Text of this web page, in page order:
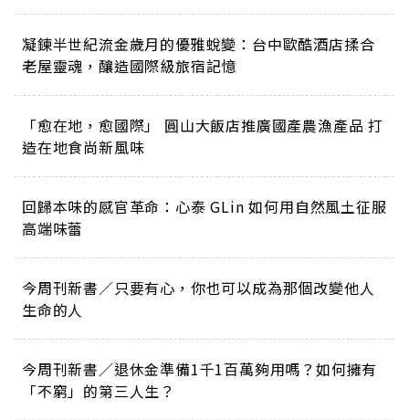
凝鍊半世紀流金歲月的優雅蛻變：台中歐酷酒店揉合
老屋靈魂，釀造國際級旅宿記憶
「愈在地，愈國際」 圓山大飯店推廣國產農漁產品 打
造在地食尚新風味
回歸本味的感官革命：心泰 GLin 如何用自然風土征服
高端味蕾
今周刊新書／只要有心，你也可以成為那個改變他人
生命的人
今周刊新書／退休金準備1千1百萬夠用嗎？如何擁有
「不窮」的第三人生？